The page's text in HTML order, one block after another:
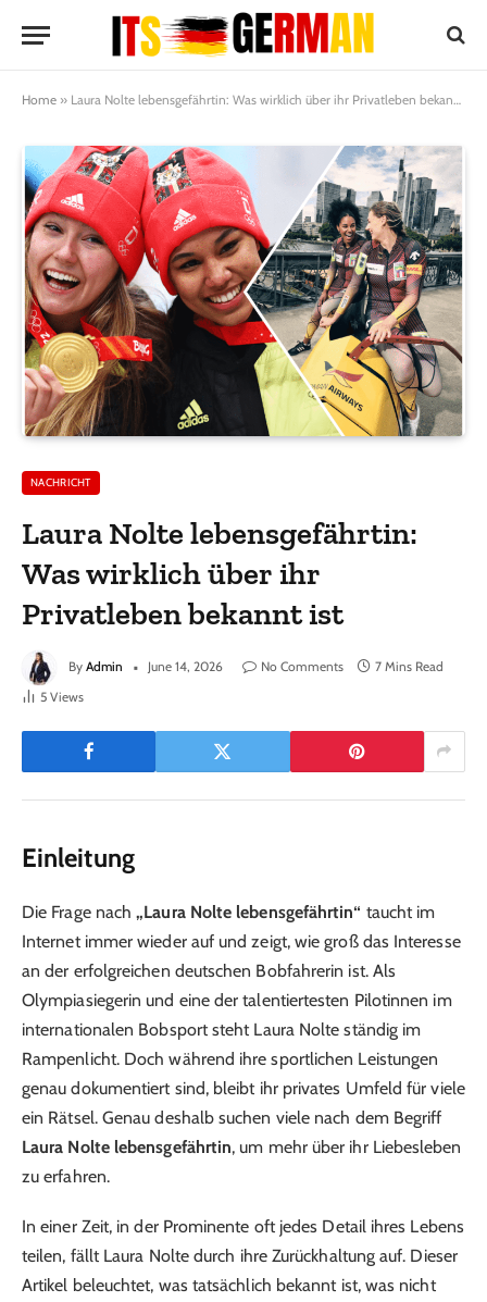
Home » Laura Nolte lebensgefährtin: Was wirklich über ihr Privatleben bekannt ist
NACHRICHT
Laura Nolte lebensgefährtin:
Was wirklich über ihr
Privatleben bekannt ist
By Admin June 14, 2026 No Comments
7 Mins Read
5 Views
Einleitung
Die Frage nach„Laura Nolte lebensgefährtin“ taucht im
Internet immer wieder auf und zeigt, wie groß das Interesse
an der erfolgreichen deutschen Bobfahrerin ist. Als
Olympiasiegerin und eine der talentiertesten Pilotinnen im
internationalen Bobsport steht Laura Nolte ständig im
Rampenlicht. Doch während ihre sportlichen Leistungen
genau dokumentiert sind, bleibt ihr privates Umfeld für viele
ein Rätsel. Genau deshalb suchen viele nach dem Begriff
Laura Nolte lebensgefährtin, um mehr über ihr Liebesleben
zu erfahren.
In einer Zeit, in der Prominente oft jedes Detail ihres Lebens
teilen, fällt Laura Nolte durch ihre Zurückhaltung auf. Dieser
Artikel beleuchtet, was tatsächlich bekannt ist, was nicht